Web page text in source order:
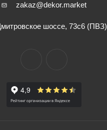
zakaz@dekor.market
шоссе, 73с6 (ПВЗ)